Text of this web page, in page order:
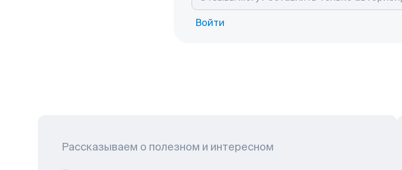
Войти
Рассказываем о полезном и интересном